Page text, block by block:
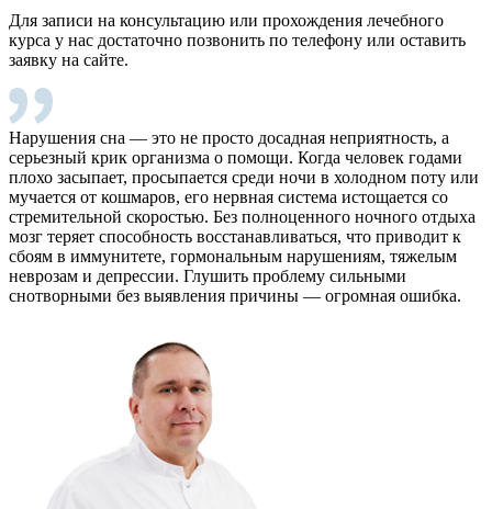
Для записи на консультацию или прохождения лечебного
курса у нас достаточно позвонить по телефону или оставить
заявку на сайте.
Нарушения сна — это не просто досадная неприятность, а
серьезный крик организма о помощи. Когда человек годами
плохо засыпает, просыпается среди ночи в холодном поту или
мучается от кошмаров, его нервная система истощается со
стремительной скоростью. Без полноценного ночного отдыха
мозг теряет способность восстанавливаться, что приводит к
сбоям в иммунитете, гормональным нарушениям, тяжелым
неврозам и депрессии. Глушить проблему сильными
снотворными без выявления причины — огромная ошибка.